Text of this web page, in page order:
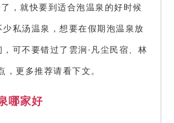
，就快要到适合泡温泉的好时候
私汤温泉，想要在假期泡温泉放
可不要错过了雲涧·凡尘民宿、林
，更多推荐请看下文。
哪家好